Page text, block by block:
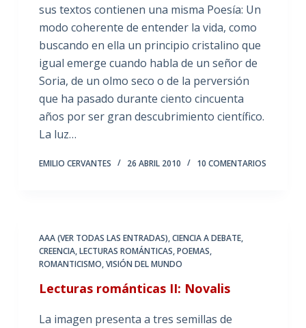
sus textos contienen una misma Poesía: Un
modo coherente de entender la vida, como
buscando en ella un principio cristalino que
igual emerge cuando habla de un señor de
Soria, de un olmo seco o de la perversión
que ha pasado durante ciento cincuenta
años por ser gran descubrimiento científico.
La luz…
EMILIO CERVANTES 26 ABRIL 2010 10 COMENTARIOS
AAA (VER TODAS LAS ENTRADAS),CIENCIA A DEBATE,
CREENCIA,LECTURAS ROMÁNTICAS,POEMAS,
ROMANTICISMO,VISIÓN DEL MUNDO
Lecturas románticas II: Novalis
La imagen presenta a tres semillas de